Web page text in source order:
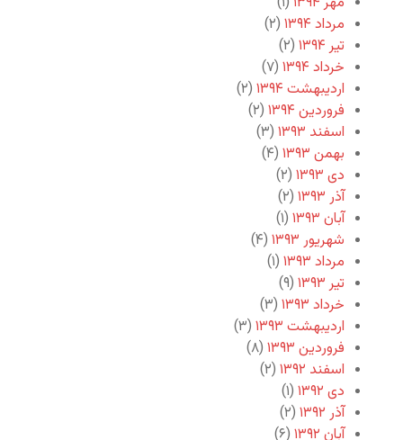
مرداد ۱۳۹۴
(۲)
تیر ۱۳۹۴
(۲)
خرداد ۱۳۹۴
(۷)
اردیبهشت ۱۳۹۴
(۲)
فروردین ۱۳۹۴
(۲)
اسفند ۱۳۹۳
(۳)
بهمن ۱۳۹۳
(۴)
دی ۱۳۹۳
(۲)
آذر ۱۳۹۳
(۲)
آبان ۱۳۹۳
(۱)
شهریور ۱۳۹۳
(۴)
مرداد ۱۳۹۳
(۱)
تیر ۱۳۹۳
(۹)
خرداد ۱۳۹۳
(۳)
اردیبهشت ۱۳۹۳
(۳)
فروردین ۱۳۹۳
(۸)
اسفند ۱۳۹۲
(۲)
دی ۱۳۹۲
(۱)
آذر ۱۳۹۲
(۲)
آبان ۱۳۹۲
(۶)